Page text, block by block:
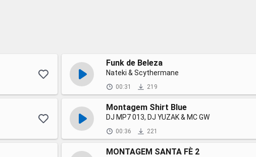
Funk de Beleza
Nateki & Scythermane
00:31 219
Montagem Shirt Blue
DJ MP7 013, DJ YUZAK & MC GW
00:36 221
MONTAGEM SANTA FÈ 2